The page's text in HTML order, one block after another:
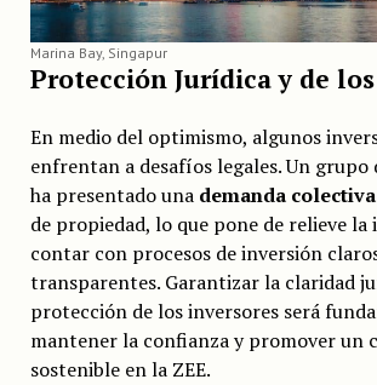
Marina Bay, Singapur
Protección Jurídica y de
En medio del optimismo, algunos
enfrentan a desafíos legales. Un
ha presentado unademanda colectiva
de propiedad, lo que pone de relieve
contar con procesos de inversión
transparentes. Garantizar la claridad
protección de los inversores será
mantener la confianza y promover un
sostenible en la ZEE.